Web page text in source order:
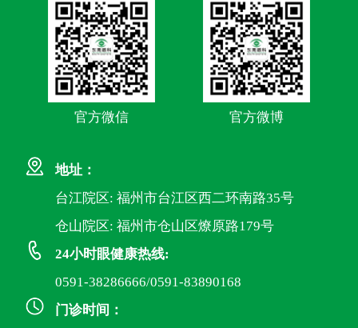
官方微信 官方微博
地址：
台江院区: 福州市台江区西二环南路35号
仓山院区: 福州市仓山区燎原路179号
24小时眼健康热线:
0591-38286666/0591-83890168
门诊时间：